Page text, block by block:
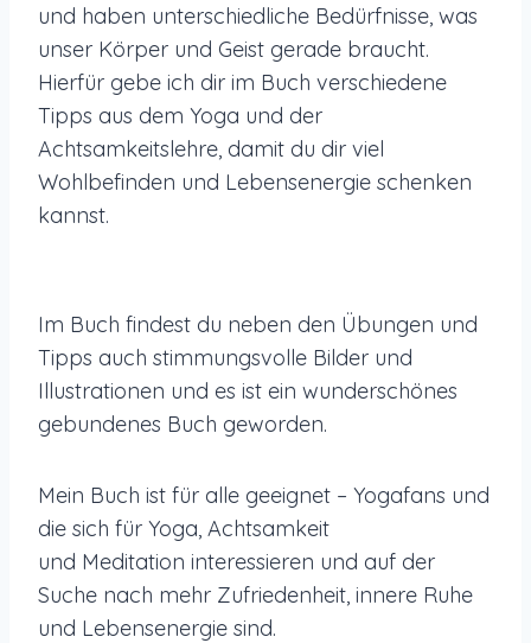
und haben unterschiedliche Bedürfnisse, was
unser Körper und Geist gerade braucht.
Hierfür gebe ich dir im Buch verschiedene
Tipps aus dem Yoga und der
Achtsamkeitslehre, damit du dir viel
Wohlbefinden und Lebensenergie schenken
kannst.
Im Buch findest du neben den Übungen und
Tipps auch stimmungsvolle Bilder und
Illustrationen und es ist ein wunderschönes
gebundenes Buch geworden.
Mein Buch ist für alle geeignet – Yogafans und
die sich für Yoga, Achtsamkeit
und Meditation interessieren und auf der
Suche nach mehr Zufriedenheit, innere Ruhe
und Lebensenergie sind.